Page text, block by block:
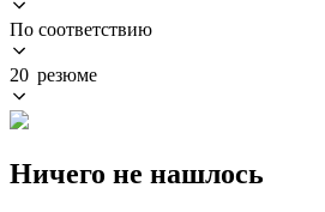
По соответствию
20 резюме
Ничего не нашлось